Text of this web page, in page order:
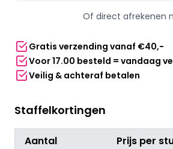
aantal
Of direct afrekenen
Gratis verzending vanaf €40,-
Voor 17.00 besteld = vandaag
Veilig & achteraf betalen
Staffelkortingen
Aantal
Prijs per